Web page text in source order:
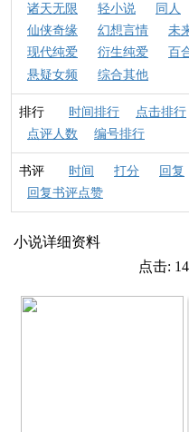
诸天无限
轻小说 同人
仙侠奇缘
幻想言情 未
现代纯爱
衍生纯爱 百
悬疑女频
综合其他
排行 时间排行 点击排行
点评人数
编号排行
书评 时间 打分 回复
回复书评点赞
小说详细资料
点击: